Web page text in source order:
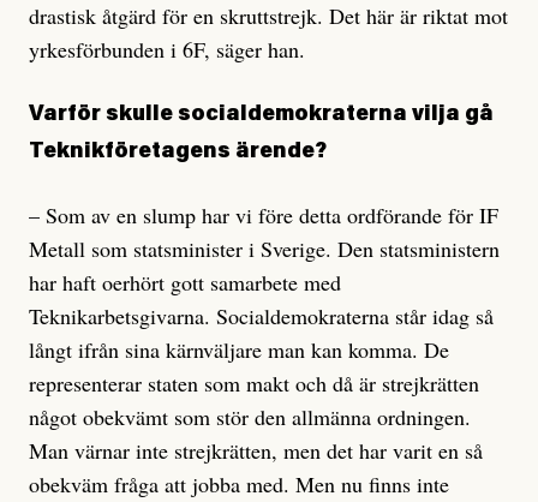
drastisk åtgärd för en skruttstrejk. Det här är riktat mot
yrkesförbunden i 6F, säger han.
Varför skulle socialdemokraterna vilja gå
Teknikföretagens ärende?
– Som av en slump har vi före detta ordförande för IF
Metall som statsminister i Sverige. Den statsministern
har haft oerhört gott samarbete med
Teknikarbetsgivarna. Socialdemokraterna står idag så
långt ifrån sina kärnväljare man kan komma. De
representerar staten som makt och då är strejkrätten
något obekvämt som stör den allmänna ordningen.
Man värnar inte strejkrätten, men det har varit en så
obekväm fråga att jobba med. Men nu finns inte